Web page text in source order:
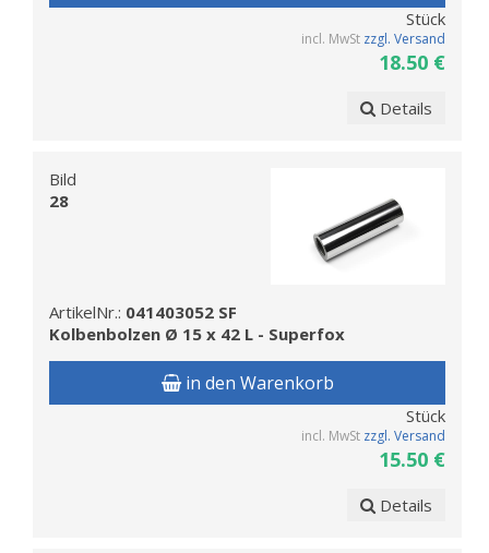
Stück
incl. MwSt zzgl. Versand
18.50 €
Details
Bild
28
ArtikelNr.: 041403052 SF
Kolbenbolzen Ø 15 x 42 L - Superfox
in den Warenkorb
Stück
incl. MwSt zzgl. Versand
15.50 €
Details